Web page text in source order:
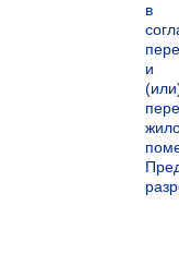
в
и